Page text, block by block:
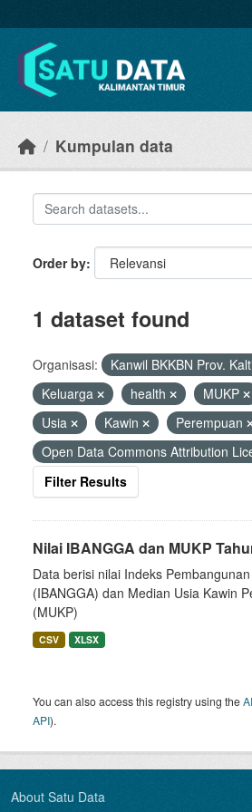
Kumpulan data
Order by
1 dataset found
Organisasi: Kanwil BKKBN Prov.
Keluarga
health MUKP
Usia
Kawin Perempuan
Open Data Commons Attribution
Filter Results
Nilai IBANGGA dan MUKP
Data berisi nilai Indeks
(IBANGGA) dan Median Usia Kawin
(MUKP)
CSV XLSX
You can also access this registry using the
API).
About Satu Data